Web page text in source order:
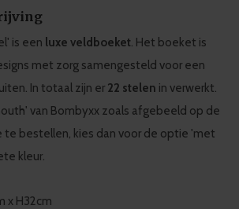
is een luxe veldboeket. Het boeket is
met zorg samengesteld voor een
In totaal zijn er 22 stelen in verwerkt.
van Bombyxx zoals afgebeeld op de
te bestellen, kies dan voor de optie 'met
kleur.
x H32cm